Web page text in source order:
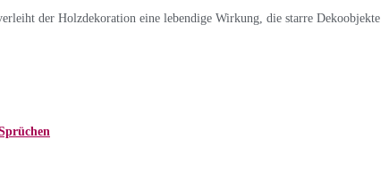
der Holzdekoration eine lebendige Wirkung, die starre Dekoobjekte